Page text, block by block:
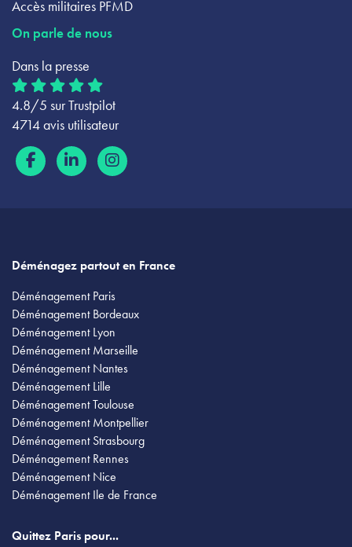
Accès militaires PFMD
On parle de nous
Dans la presse
4.8/5 sur Trustpilot
4714 avis utilisateur
Déménagez partout en France
Déménagement Paris
Déménagement Bordeaux
Déménagement Lyon
Déménagement Marseille
Déménagement Nantes
Déménagement Lille
Déménagement Toulouse
Déménagement Montpellier
Déménagement Strasbourg
Déménagement Rennes
Déménagement Nice
Déménagement Ile de France
Quittez Paris pour...